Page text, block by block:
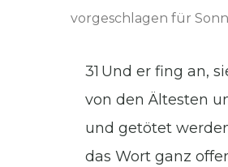
vorgeschlagen für
31 Und er fing an,
von den Ältesten
und getötet
das Wort ganz